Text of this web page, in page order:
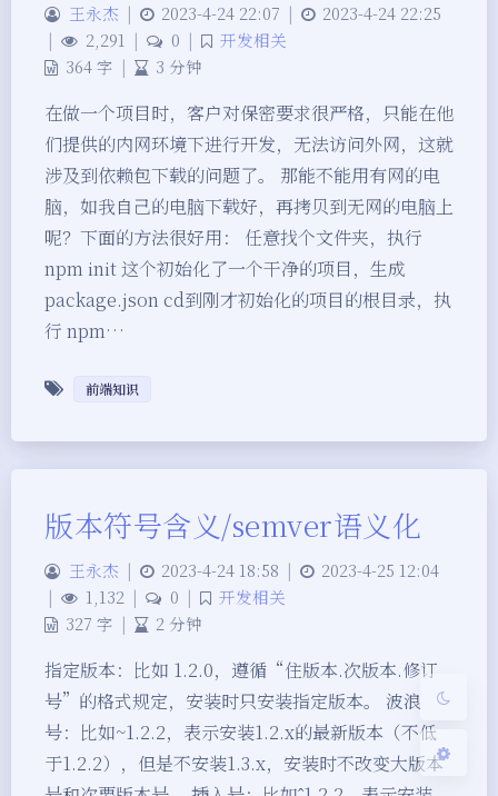
关闭 日落 暗化 灰度
王永杰 | 2023-4-24 22:07 |
2023-4-24 22:25
|
2,291 | 0 |
开发相关
364 字 | 3 分钟
在做一个项目时，客户对保密要求很严格，只能在他
们提供的内网环境下进行开发，无法访问外网，这就
涉及到依赖包下载的问题了。 那能不能用有网的电
脑，如我自己的电脑下载好，再拷贝到无网的电脑上
呢？下面的方法很好用： 任意找个文件夹，执行
npm init 这个初始化了一个干净的项目，生成
package.json cd到刚才初始化的项目的根目录，执
行 npm…
前端知识
版本符号含义/semver语义化
王永杰 | 2023-4-24 18:58 |
2023-4-25 12:04
|
1,132 | 0 |
开发相关
327 字 | 2 分钟
指定版本：比如 1.2.0，遵循“住版本.次版本.修订
号”的格式规定，安装时只安装指定版本。 波浪
号：比如~1.2.2，表示安装1.2.x的最新版本（不低
于1.2.2），但是不安装1.3.x，安装时不改变大版本